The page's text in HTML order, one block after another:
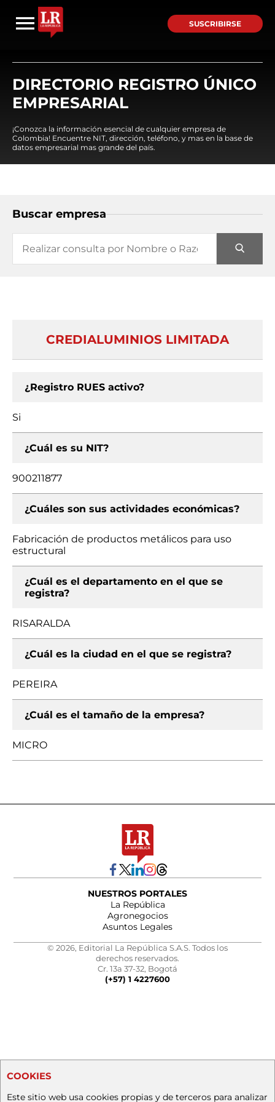
SUSCRIBIRSE
DIRECTORIO REGISTRO ÚNICO
EMPRESARIAL
¡Conozca la información esencial de cualquier empresa de
Colombia! Encuentre NIT, dirección, teléfono, y mas en la base de
datos empresarial mas grande del país.
Buscar empresa
CREDIALUMINIOS LIMITADA
¿Registro RUES activo?
Si
¿Cuál es su NIT?
900211877
¿Cuáles son sus actividades económicas?
Fabricación de productos metálicos para uso
estructural
¿Cuál es el departamento en el que se
registra?
RISARALDA
¿Cuál es la ciudad en el que se registra?
PEREIRA
¿Cuál es el tamaño de la empresa?
MICRO
NUESTROS PORTALES
La República
Agronegocios
Asuntos Legales
© 2026, Editorial La República S.A.S. Todos los
derechos reservados.
Cr. 13a 37-32, Bogotá
(+57) 1 4227600
COOKIES
Este sitio web usa cookies propias y de terceros para analizar